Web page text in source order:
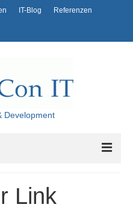
IT-Blog Referenzen
Development
Link